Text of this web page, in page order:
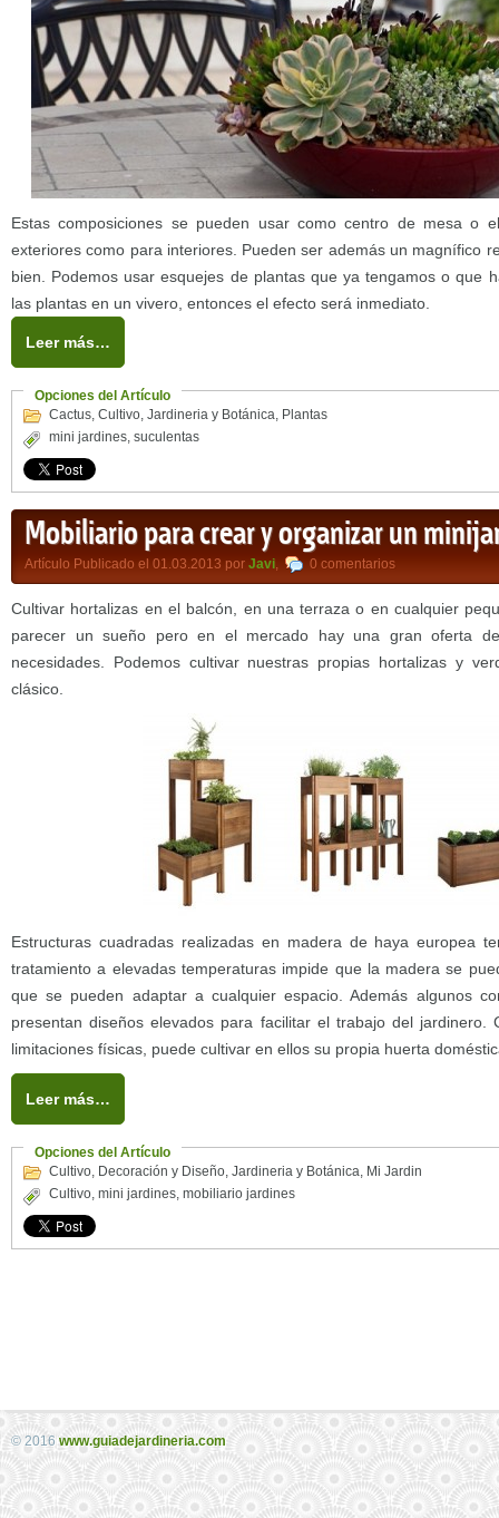
Estas composiciones se pueden usar como centro de mesa o
exteriores como para interiores. Pueden ser además un magnífico
bien. Podemos usar esquejes de plantas que ya tengamos o que
las plantas en un vivero, entonces el efecto será inmediato.
Leer más…
Opciones del Artículo
Cactus, Cultivo, Jardineria y Botánica, Plantas
mini jardines, suculentas
Mobiliario para crear y organizar un
Artículo Publicado el 01.03.2013 por Javi, 0 comentarios
Cultivar hortalizas en el balcón, en una terraza o en cualquier
parecer un sueño pero en el mercado hay una gran oferta
necesidades. Podemos cultivar nuestras propias hortalizas y
clásico.
Estructuras cuadradas realizadas en madera de haya europea
tratamiento a elevadas temperaturas impide que la madera se
que se pueden adaptar a cualquier espacio. Además algunos
presentan diseños elevados para facilitar el trabajo del jardinero.
limitaciones físicas, puede cultivar en ellos su propia huerta
Leer más…
Opciones del Artículo
Cultivo, Decoración y Diseño, Jardineria y Botánica, Mi Jardin
Cultivo, mini jardines, mobiliario jardines
© 2016www.guiadejardineria.com